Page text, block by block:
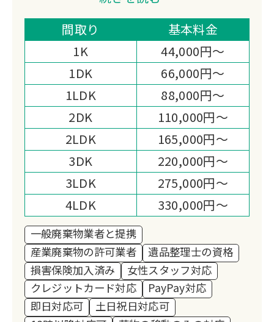
一般家庭から事業所まで、あらゆる不用
品の処分をサポート。
明瞭な料金体系と丁寧な対応で、お客様
の「困った」を迅速に解決いたします。
間取り
基本料金
1K
44,000円～
1DK
66,000円～
1LDK
88,000円～
2DK
110,000円～
2LDK
165,000円～
3DK
220,000円～
3LDK
275,000円～
4LDK
330,000円～
一般廃棄物業者と提携
産業廃棄物の許可業者
遺品整理士の資格
損害保険加入済み
女性スタッフ対応
クレジットカード対応
PayPay対応
即日対応可
土日祝日対応可